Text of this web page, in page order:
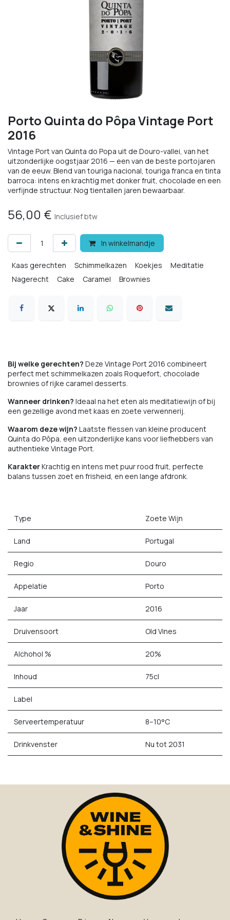
Porto Quinta do Pôpa Vintage Port
2016
Vintage Port van Quinta do Popa uit de Douro-vallei, van het
uitzonderlijke oogstjaar 2016 — een van de beste portojaren
van de eeuw. Blend van touriga nacional, touriga franca en tinta
barroca: intens en krachtig met donker fruit, chocolade en een
verfijnde structuur. Nog tientallen jaren bewaarbaar.
56,00 € Inclusief btw
In winkelmandje
Kaas gerechten Schimmelkazen Koekjes
Meditatie
Nagerecht
Cake Caramel Brownies
Bij welke gerechten? Deze Vintage Port 2016 combineert
perfect met schimmelkazen zoals Roquefort, chocolade
brownies of rijke caramel desserts.
Wanneer drinken? Ideaal na het eten als meditatiewijn of bij
een gezellige avond met kaas en zoete verwennerij.
Waarom deze wijn? Laatste flessen van kleine producent
Quinta do Pôpa, een uitzonderlijke kans voor liefhebbers van
authentieke Vintage Port.
KarakterKrachtig en intens met puur rood fruit, perfecte
balans tussen zoet en frisheid, en een lange afdronk.
Type Zoete Wijn
Land Portugal
Regio Douro
Appelatie Porto
Jaar 2016
Druivensoort Old Vines
Alchohol % 20%
Inhoud 75cl
Label
Serveertemperatuur 8–10°C
Drinkvenster Nu tot 2031